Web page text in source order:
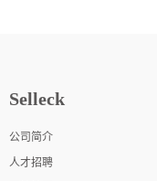
Selleck
公司简介
人才招聘